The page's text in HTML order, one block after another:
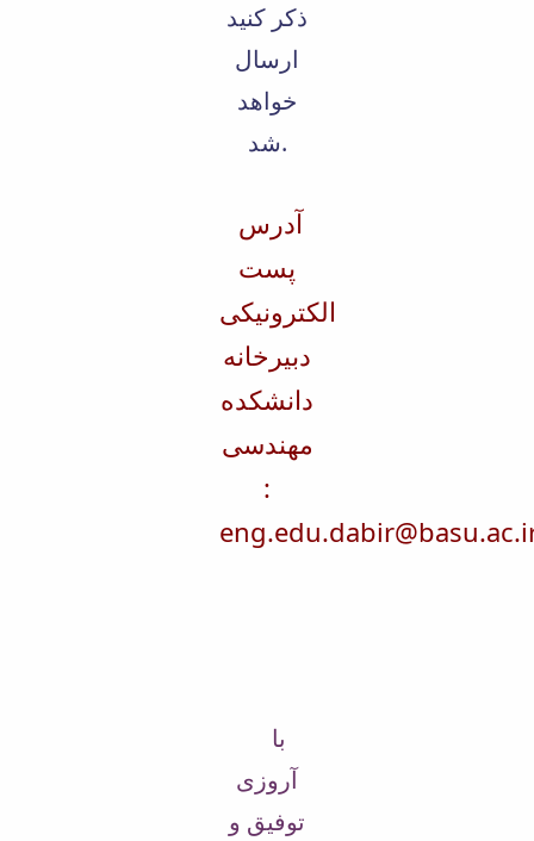
ذکر کنید
ارسال
خواهد
شد.
پست
الکترونیکی
دبیرخانه
دانشکده
مهندسی
:
آروزی
توفیق و